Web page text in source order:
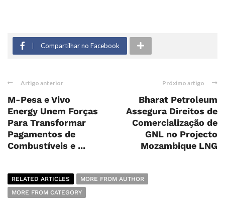
Compartilhar no Facebook
Artigo anterior
M-Pesa e Vivo
Energy Unem Forças
Para Transformar
Pagamentos de
Combustíveis e ...
Próximo artigo
Bharat Petroleum
Assegura Direitos de
Comercialização de
GNL no Projecto
Mozambique LNG
RELATED ARTICLES
MORE FROM AUTHOR
MORE FROM CATEGORY